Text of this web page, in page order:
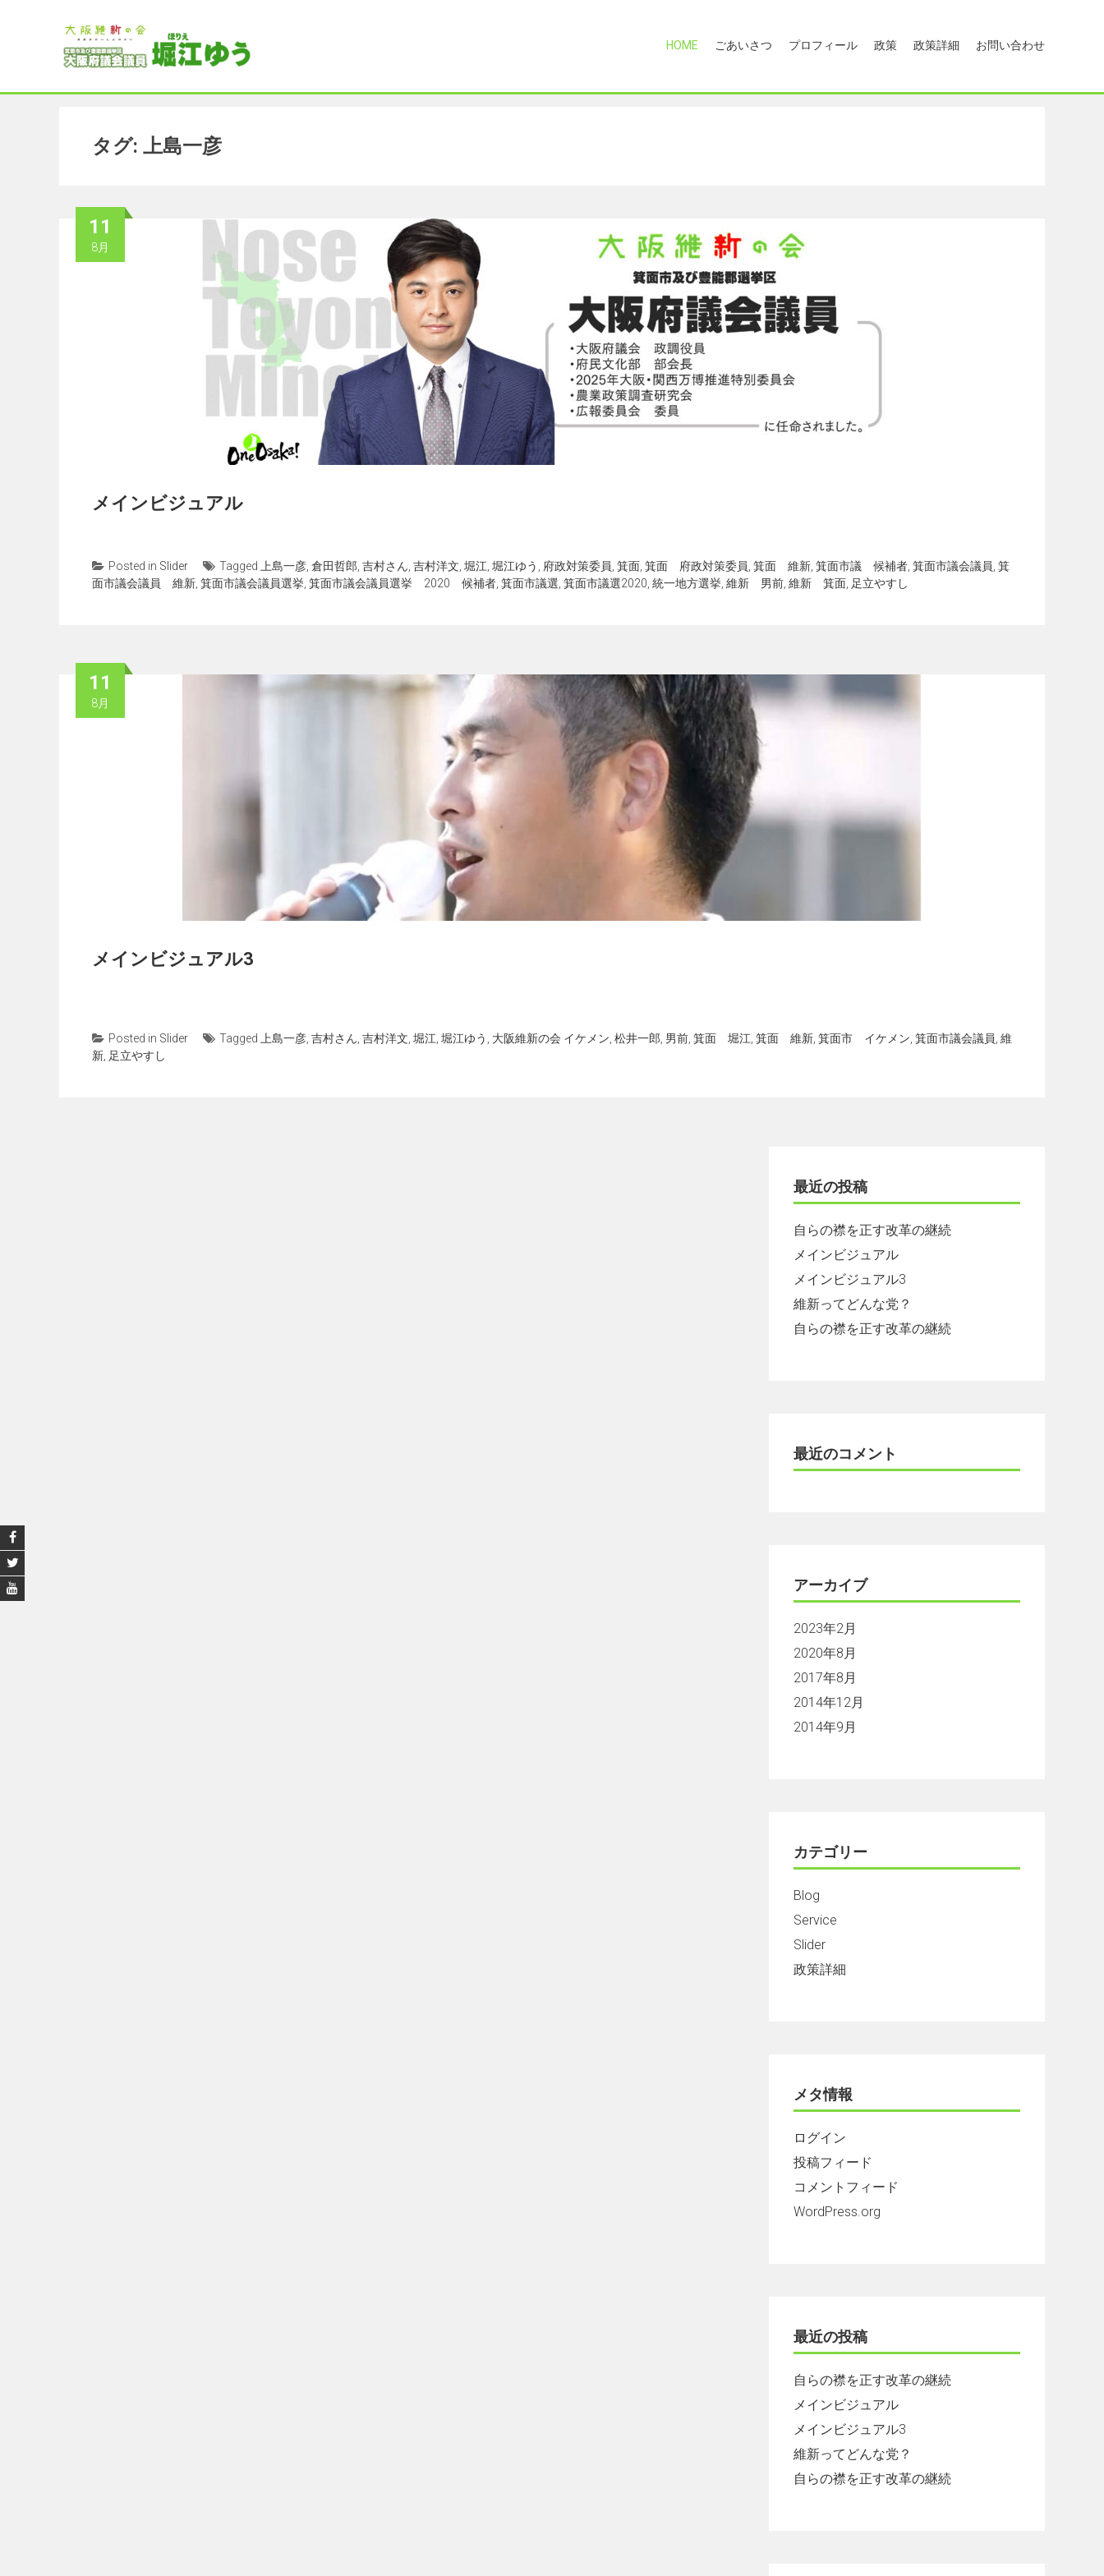
HOME ごあいさつ プロフィール 政策 政策詳細 お問い合わせ
タグ: 上島一彦
11
8月
メインビジュアル
Posted in Slider Tagged 上島一彦 倉田哲郎 吉村さん 吉村洋文 堀江 堀江ゆう 府政対策委員 箕面 箕面 府政対策委員 箕面 維新 箕面市議 候補者 箕面市議会議員 箕
面市議会議員 維新 箕面市議会議員選挙 箕面市議会議員選挙 2020 候補者 箕面市議選 箕面市議選2020 統一地方選挙 維新 男前 維新 箕面 足立やすし
11
8月
メインビジュアル3
Posted in Slider Tagged 上島一彦 吉村さん 吉村洋文 堀江 堀江ゆう 大阪維新の会 イケメン 松井一郎 男前 箕面 堀江 箕面 維新 箕面市 イケメン 箕面市議会議員 維
新 足立やすし
最近の投稿
自らの襟を正す改革の継続
メインビジュアル
メインビジュアル3
維新ってどんな党？
自らの襟を正す改革の継続
最近のコメント
アーカイブ
2023年2月
2020年8月
2017年8月
2014年12月
2014年9月
カテゴリー
Blog
Service
Slider
政策詳細
メタ情報
ログイン
投稿フィード
コメントフィード
WordPress.org
最近の投稿
自らの襟を正す改革の継続
メインビジュアル
メインビジュアル3
維新ってどんな党？
自らの襟を正す改革の継続